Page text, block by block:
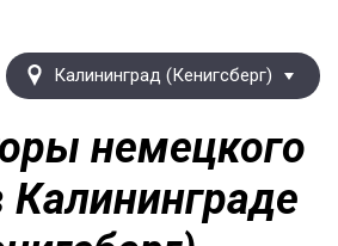
немецкого
Калининград (Кенигсберг)